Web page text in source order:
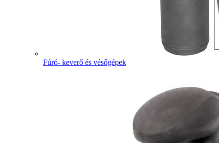
Fúró- keverő és vésőgépek